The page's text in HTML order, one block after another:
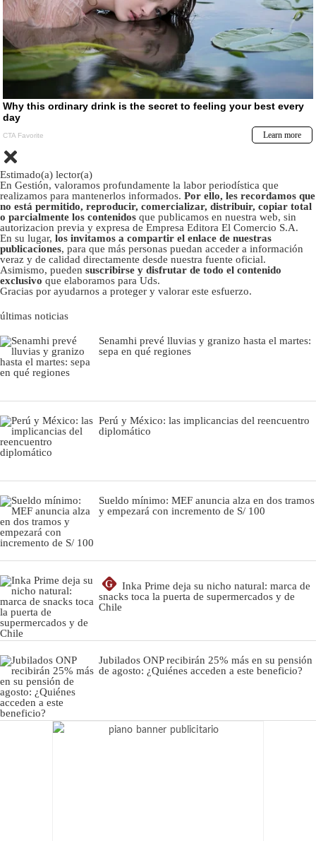
Estimado(a) lector(a)
En Gestión, valoramos profundamente la labor periodística que
realizamos para mantenerlos informados. Por ello, les recordamos que
no está permitido, reproducir, comercializar, distribuir, copiar total
o parcialmente los contenidos que publicamos en nuestra web, sin
autorizacion previa y expresa de Empresa Editora El Comercio S.A.
En su lugar, los invitamos a compartir el enlace de nuestras
publicaciones, para que más personas puedan acceder a información
veraz y de calidad directamente desde nuestra fuente oficial.
Asimismo, pueden suscribirse y disfrutar de todo el contenido
exclusivo que elaboramos para Uds.
Gracias por ayudarnos a proteger y valorar este esfuerzo.
últimas noticias
Senamhi prevé lluvias y granizo hasta el martes:
sepa en qué regiones
Perú y México: las implicancias del reencuentro
diplomático
Sueldo mínimo: MEF anuncia alza en dos tramos
y empezará con incremento de S/ 100
G
Inka Prime deja su nicho natural: marca de
snacks toca la puerta de supermercados y de
Chile
Jubilados ONP recibirán 25% más en su pensión
de agosto: ¿Quiénes acceden a este beneficio?